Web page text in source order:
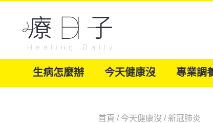
生病怎麼辦 今天健康沒 專業調
首頁 / 今天健康沒 /新冠肺炎